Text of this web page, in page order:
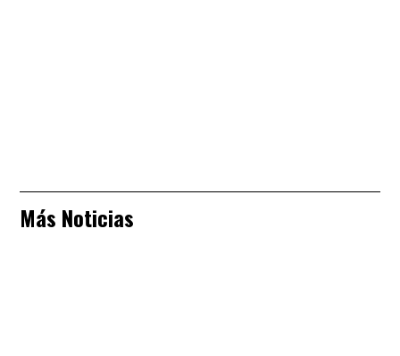
Más Noticias